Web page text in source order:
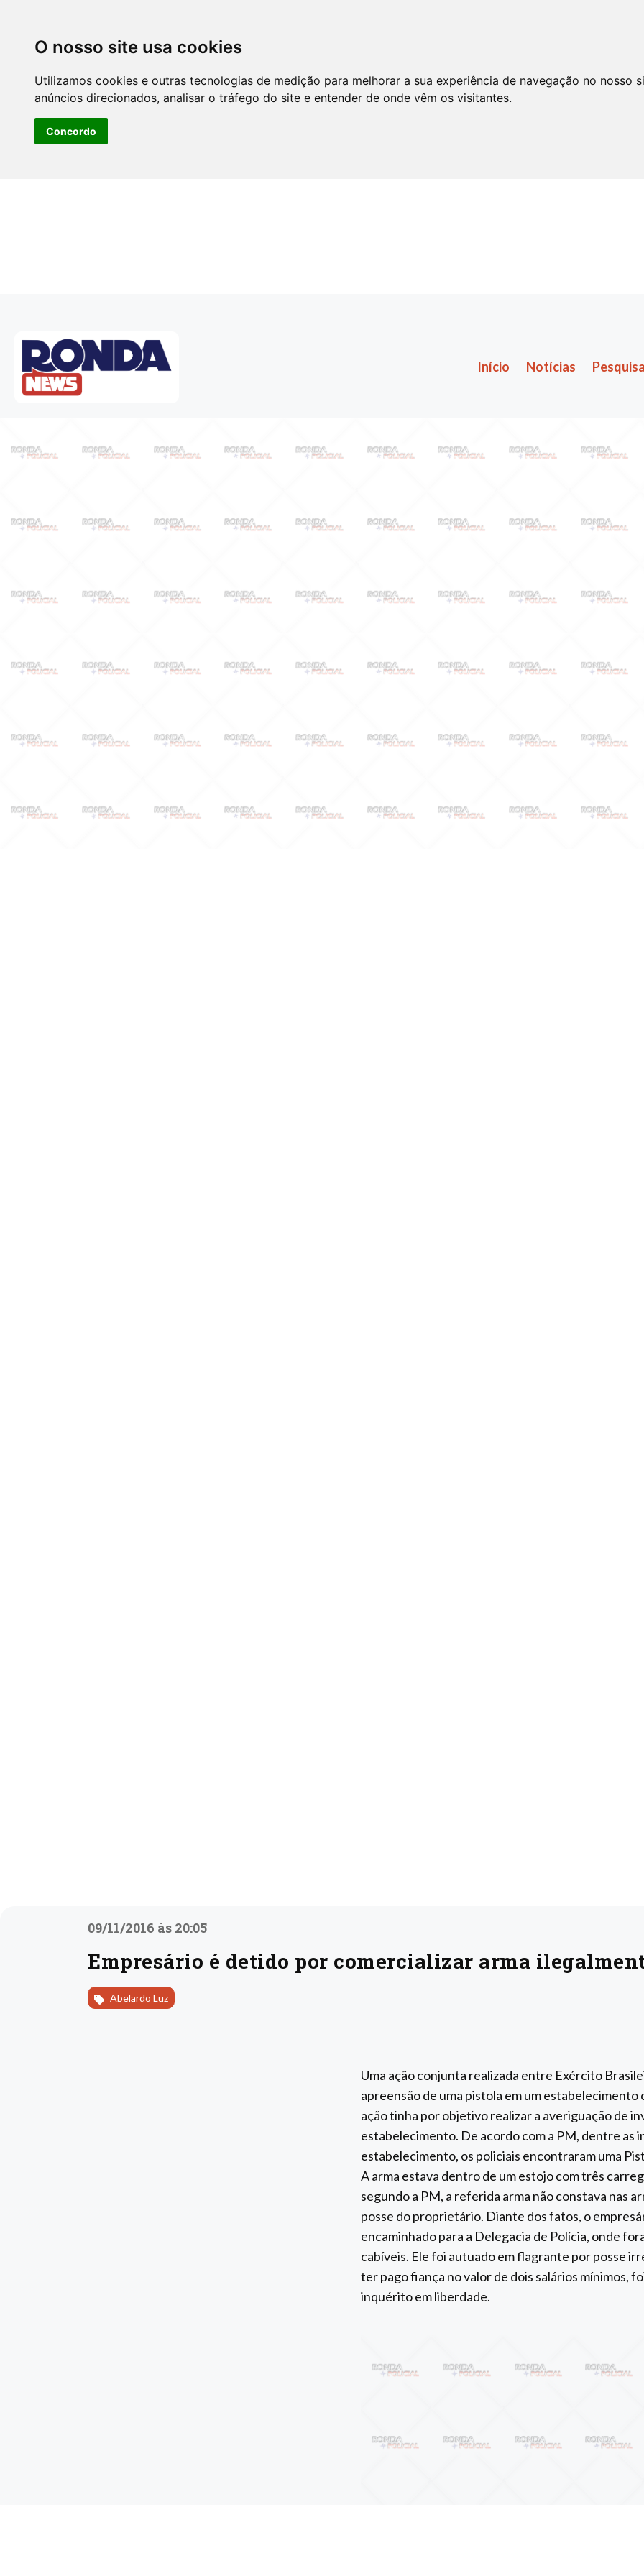
O nosso site usa cookies
Utilizamos cookies e outras tecnologias de medição para melhorar a sua experiência de navegação no nosso
anúncios direcionados, analisar o tráfego do site e entender de onde vêm os visitantes.
Concordo
Início Notícias
09/11/2016 às 20:05
Empresário é detido por comercializar arma
Abelardo Luz
Uma ação conjunta realizada entre Exército
apreensão de uma pistola em um
ação tinha por objetivo realizar a averiguação de
estabelecimento. De acordo com a PM, dentre as
estabelecimento, os policiais encontraram uma
A arma estava dentro de um estojo com três
segundo a PM, a referida arma não constava nas
posse do proprietário. Diante dos fatos, o
encaminhado para a Delegacia de Polícia, onde
cabíveis. Ele foi autuado em flagrante por posse
ter pago fiança no valor de dois salários mínimos,
inquérito em liberdade.